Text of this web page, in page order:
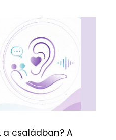
a családban? A